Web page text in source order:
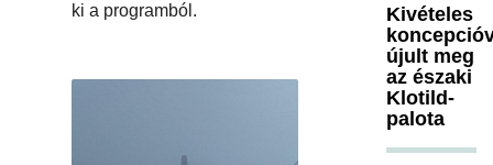
ki a programból.
Kivételes
újult meg
az északi
Klotild-
palota